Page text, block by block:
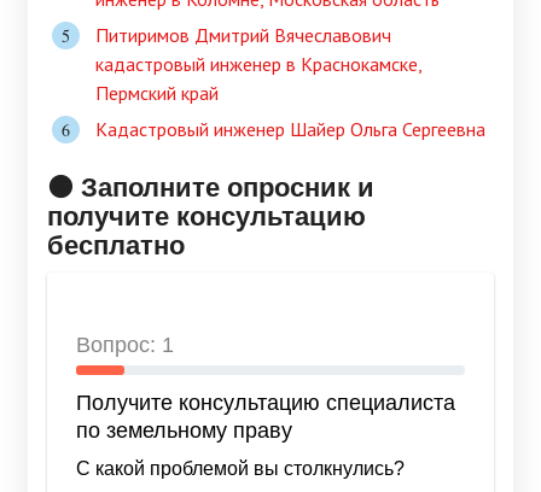
Питиримов Дмитрий Вячеславович
кадастровый инженер в Краснокамске,
Пермский край
Кадастровый инженер Шайер Ольга Сергеевна
🟠 Заполните опросник и
получите консультацию
бесплатно